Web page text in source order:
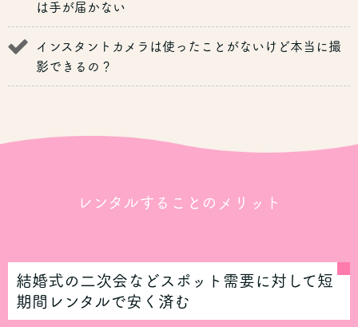
は手が届かない
インスタントカメラは使ったことがないけど本当に撮
影できるの？
レンタルすることのメリット
結婚式の二次会などスポット需要に対して短
期間レンタルで安く済む